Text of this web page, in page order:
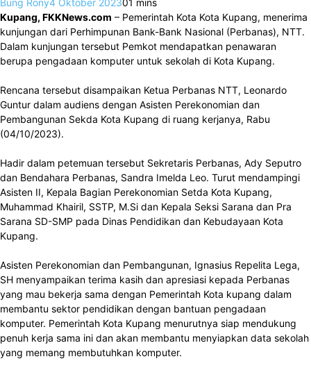
Bung Rony4 Oktober 202301 mins
Kupang, FKKNews.com – Pemerintah Kota Kota Kupang, menerima
kunjungan dari Perhimpunan Bank-Bank Nasional (Perbanas), NTT.
Dalam kunjungan tersebut Pemkot mendapatkan penawaran
berupa pengadaan komputer untuk sekolah di Kota Kupang.
Rencana tersebut disampaikan Ketua Perbanas NTT, Leonardo
Guntur dalam audiens dengan Asisten Perekonomian dan
Pembangunan Sekda Kota Kupang di ruang kerjanya, Rabu
(04/10/2023).
Hadir dalam petemuan tersebut Sekretaris Perbanas, Ady Seputro
dan Bendahara Perbanas, Sandra Imelda Leo. Turut mendampingi
Asisten II, Kepala Bagian Perekonomian Setda Kota Kupang,
Muhammad Khairil, SSTP, M.Si dan Kepala Seksi Sarana dan Pra
Sarana SD-SMP pada Dinas Pendidikan dan Kebudayaan Kota
Kupang.
Asisten Perekonomian dan Pembangunan, Ignasius Repelita Lega,
SH menyampaikan terima kasih dan apresiasi kepada Perbanas
yang mau bekerja sama dengan Pemerintah Kota kupang dalam
membantu sektor pendidikan dengan bantuan pengadaan
komputer. Pemerintah Kota Kupang menurutnya siap mendukung
penuh kerja sama ini dan akan membantu menyiapkan data sekolah
yang memang membutuhkan komputer.